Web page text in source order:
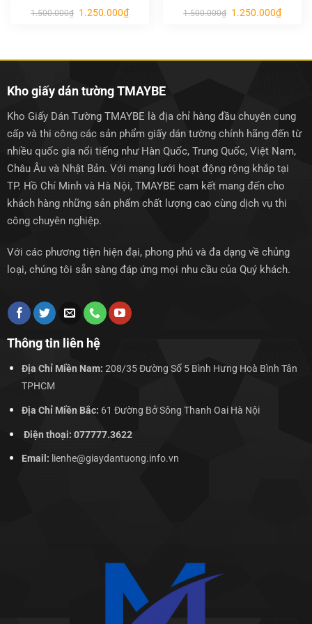
1.500.000₫ Giá
1.250.000₫Giá
hiện
1.500.000₫ Giá
1.250.000₫Giá
hiện
Kho giấy dán tường TMAYBE
Kho Giấy Dán Tường TMAYBE là địa chỉ hàng đầu chuyên cung
cấp và thi công các sản phẩm giấy dán tường chính hãng đến từ
nhiều quốc gia nổi tiếng như Hàn Quốc, Trung Quốc, Việt Nam,
Châu Âu và Nhật Bản. Với mạng lưới hoạt động rộng khắp tại
TP. Hồ Chí Minh và Hà Nội, TMAYBE cam kết mang đến cho
khách hàng những sản phẩm chất lượng cao cùng dịch vụ thi
công chuyên nghiệp.
Với các phương tiện hiện đại, phong phú và đa dạng về chủng
loại, chúng tôi sẵn sàng đáp ứng mọi nhu cầu của Quý khách.
Thông tin liên hệ
Địa Chỉ Miền Nam: 208/35 Đường Số 5 Bình Hưng Hoà Bình Tân
TPHCM
Địa Chỉ Miền Bắc: 61 Đường Bở Sông Thanh Oai Hà Nội
Điện thoại: 077777.3622
Email: lienhe@giaydantuong.info.vn